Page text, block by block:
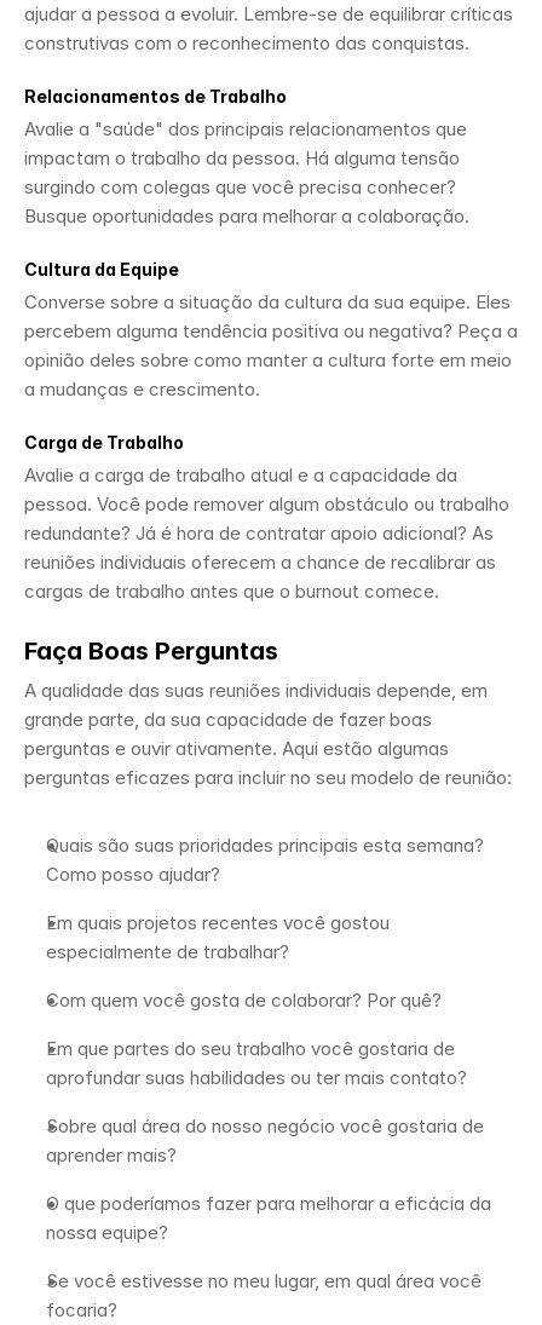
ajudar a pessoa a evoluir. Lembre-se de equilibrar críticas
construtivas com o reconhecimento das conquistas.
Relacionamentos de Trabalho
Avalie a "saúde" dos principais relacionamentos que
impactam o trabalho da pessoa. Há alguma tensão
surgindo com colegas que você precisa conhecer?
Busque oportunidades para melhorar a colaboração.
Cultura da Equipe
Converse sobre a situação da cultura da sua equipe. Eles
percebem alguma tendência positiva ou negativa? Peça a
opinião deles sobre como manter a cultura forte em meio
a mudanças e crescimento.
Carga de Trabalho
Avalie a carga de trabalho atual e a capacidade da
pessoa. Você pode remover algum obstáculo ou trabalho
redundante? Já é hora de contratar apoio adicional? As
reuniões individuais oferecem a chance de recalibrar as
cargas de trabalho antes que o burnout comece.
Faça Boas Perguntas
A qualidade das suas reuniões individuais depende, em
grande parte, da sua capacidade de fazer boas
perguntas e ouvir ativamente. Aqui estão algumas
perguntas eficazes para incluir no seu modelo de reunião:
Quais são suas prioridades principais esta semana?
Como posso ajudar?
Em quais projetos recentes você gostou
especialmente de trabalhar?
Com quem você gosta de colaborar? Por quê?
Em que partes do seu trabalho você gostaria de
aprofundar suas habilidades ou ter mais contato?
Sobre qual área do nosso negócio você gostaria de
aprender mais?
O que poderíamos fazer para melhorar a eficácia da
nossa equipe?
Se você estivesse no meu lugar, em qual área você
focaria?